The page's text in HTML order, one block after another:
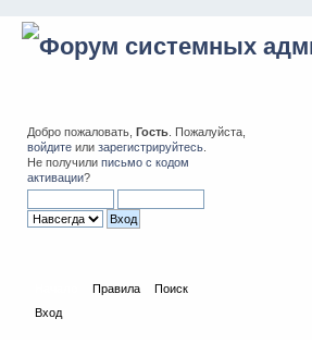
Добро пожаловать, Гость . Пожалуйста,
войдите или зарегистрируйтесь
Не получили письмо с кодом
активации?
Правила
Поиск
Вход